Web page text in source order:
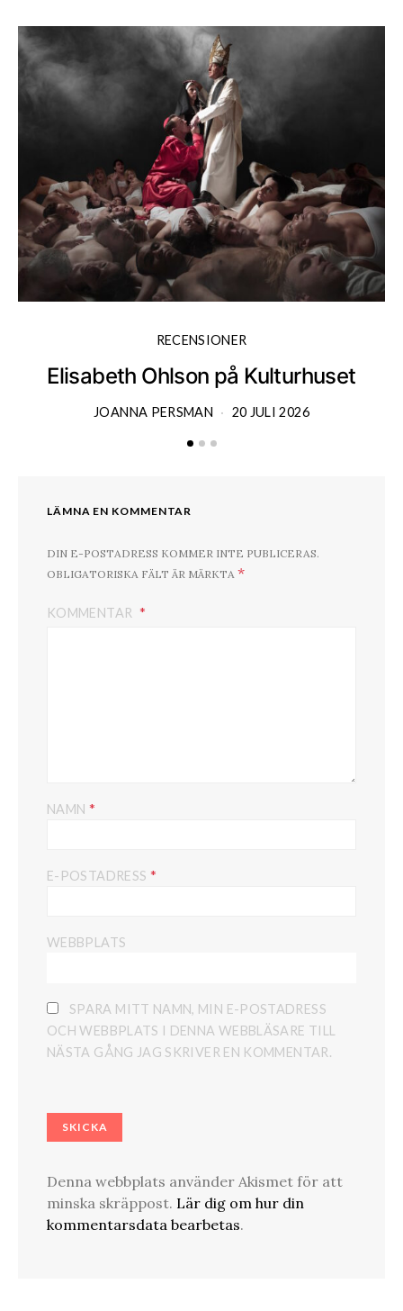
RECENSIONER
Elisabeth Ohlson på Kulturhuset
JOANNA PERSMAN 20 JULI 2026
LÄMNA EN KOMMENTAR
DIN E-POSTADRESS KOMMER INTE PUBLICERAS.
OBLIGATORISKA FÄLT ÄR MÄRKTA *
KOMMENTAR
NAMN *
E-POSTADRESS *
WEBBPLATS
SPARA MITT NAMN, MIN E-POSTADRESS
OCH WEBBPLATS I DENNA WEBBLÄSARE TILL
NÄSTA GÅNG JAG SKRIVER EN KOMMENTAR.
Denna webbplats använder Akismet för att
minska skräppost. Lär dig om hur din
kommentarsdata bearbetas.